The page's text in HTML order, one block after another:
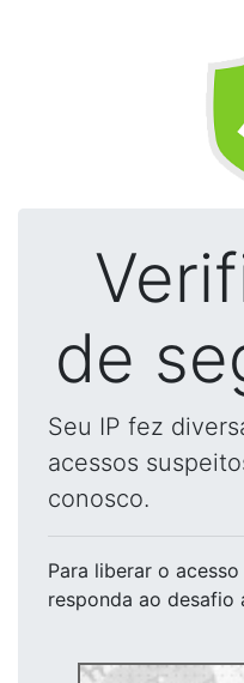
de
Seu IP fez
acessos
conosco.
Para liberar o acesso
responda ao desafio